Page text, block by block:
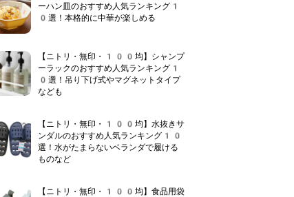
ーハン皿のおすすめ人気ランキング1
0選！本格的に中華が楽しめる
【ニトリ・無印・100均】シャンプ
ーラックのおすすめ人気ランキング1
0選！吊り下げ式やマグネットタイプ
なども
【ニトリ・無印・100均】水抜きサ
ンダルのおすすめ人気ランキング10
選！水がたまらないベランダで履ける
ものなど
【ニトリ・無印・100均】食品用袋